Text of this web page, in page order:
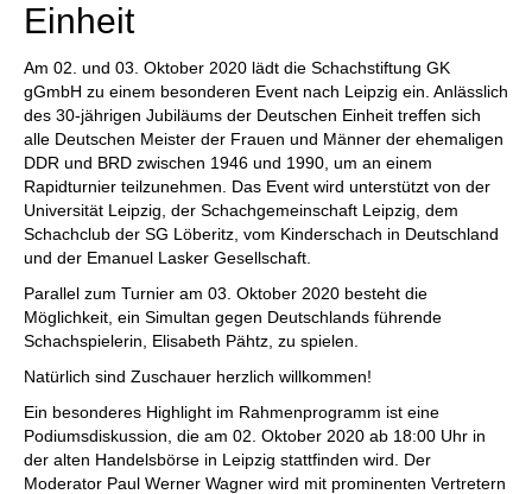
Einheit
Am 02. und 03. Oktober 2020 lädt die Schachstiftung GK
gGmbH zu einem besonderen Event nach Leipzig ein. Anlässlich
des 30-jährigen Jubiläums der Deutschen Einheit treffen sich
alle Deutschen Meister der Frauen und Männer der ehemaligen
DDR und BRD zwischen 1946 und 1990, um an einem
Rapidturnier teilzunehmen. Das Event wird unterstützt von der
Universität Leipzig, der Schachgemeinschaft Leipzig, dem
Schachclub der SG Löberitz, vom Kinderschach in Deutschland
und der Emanuel Lasker Gesellschaft.
Parallel zum Turnier am 03. Oktober 2020 besteht die
Möglichkeit, ein Simultan gegen Deutschlands führende
Schachspielerin, Elisabeth Pähtz, zu spielen.
Natürlich sind Zuschauer herzlich willkommen!
Ein besonderes Highlight im Rahmenprogramm ist eine
Podiumsdiskussion, die am 02. Oktober 2020 ab 18:00 Uhr in
der alten Handelsbörse in Leipzig stattfinden wird. Der
Moderator Paul Werner Wagner wird mit prominenten Vertretern